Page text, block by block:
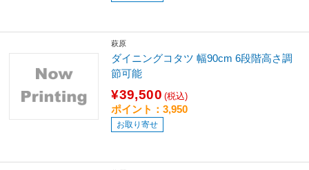
萩原
ダイニングコタツ 幅90cm 6段階高さ調
節可能
¥39,500 (税込)
ポイント：3,950
お取り寄せ